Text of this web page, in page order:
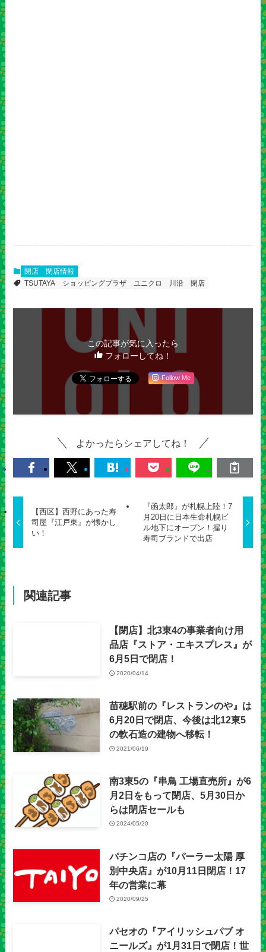
閉店
閉店情報
TSUTAYA
ショッピングプラザ ユニクロ 川沿 閉店
この記事が気に入ったら
フォローしてね！
Follow Me
よかったらシェアしてね！
【西区】西野にあった寿
司屋『江戸東』が懐かし
い！
『函太郎』が札幌上陸！7
月20日に日本生命札幌ビ
ル地下にオープン！握り
寿司ブランドで出店
関連記事
【閉店】北3東4の事業者向け用
品店『ストア・エキスプレス』が
6月5日で閉店！
2020/04/14
苗穂駅前の『レストランのや』は
6月20日で閉店、今後は北12東5
の軟石造の建物へ移転！
2021/06/19
南3東5の『串鳥 工場直売所』が6
月2日をもって閉店、5月30日か
らは閉店セールも
2024/05/20
パチンコ店の『パーラー太陽 厚
別中央店』が10月11日閉店！17
年の営業に幕
2020/09/25
パセオの『アイリッシュパブ オ
ニールズ』が1月31日で閉店！世